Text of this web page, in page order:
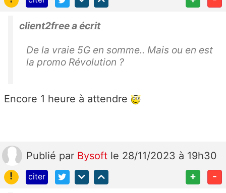
client2free a écrit
De la vraie 5G en somme.. Mais ou en est
la promo Révolution ?
Encore 1 heure à attendre
Publié par Bysoft le 28/11/2023 à 19h30
!
citer + -